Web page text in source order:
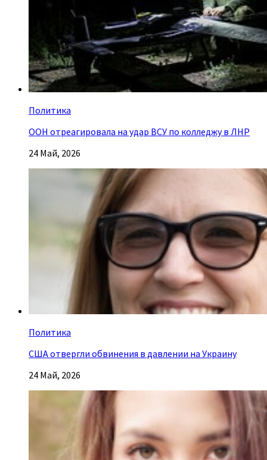
Политика
ООН отреагировала на удар ВСУ по колледжу в ЛНР
24 Май, 2026
Политика
США отвергли обвинения в давлении на Украину
24 Май, 2026